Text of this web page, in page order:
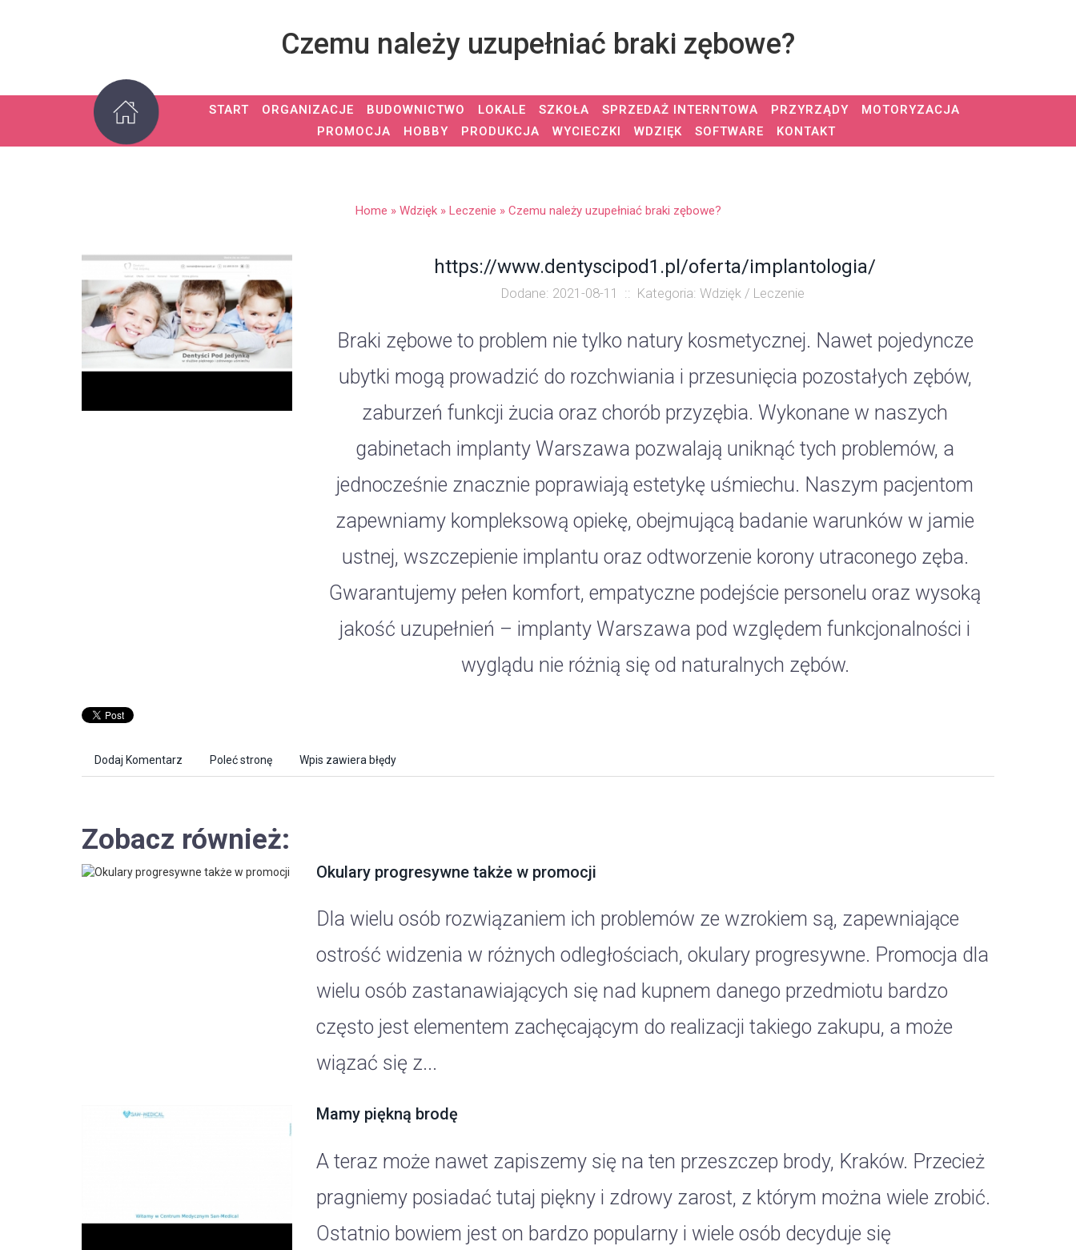
Czemu należy uzupełniać braki zębowe?
START ORGANIZACJE BUDOWNICTWO LOKALE SZKOŁA SPRZEDAŻ INTERNTOWA PRZYRZĄDY
MOTORYZACJA
PROMOCJA
HOBBY PRODUKCJA WYCIECZKI WDZIĘK SOFTWARE KONTAKT
Home » Wdzięk» Leczenie » Czemu należy uzupełniać braki zębowe?
https://www.dentyscipod1.pl/oferta/implantologia/
Dodane: 2021-08-11 :: Kategoria: Wdzięk / Leczenie
Braki zębowe to problem nie tylko natury kosmetycznej. Nawet pojedyncze
ubytki mogą prowadzić do rozchwiania i przesunięcia pozostałych zębów,
zaburzeń funkcji żucia oraz chorób przyzębia. Wykonane w naszych
gabinetach implanty Warszawa pozwalają uniknąć tych problemów, a
jednocześnie znacznie poprawiają estetykę uśmiechu. Naszym pacjentom
zapewniamy kompleksową opiekę, obejmującą badanie warunków w jamie
ustnej, wszczepienie implantu oraz odtworzenie korony utraconego zęba.
Gwarantujemy pełen komfort, empatyczne podejście personelu oraz wysoką
jakość uzupełnień – implanty Warszawa pod względem funkcjonalności i
wyglądu nie różnią się od naturalnych zębów.
Dodaj Komentarz Poleć stronę Wpis zawiera błędy
Zobacz również:
Okulary progresywne także w promocji
Dla wielu osób rozwiązaniem ich problemów ze wzrokiem są, zapewniające
ostrość widzenia w różnych odległościach, okulary progresywne. Promocja dla
wielu osób zastanawiających się nad kupnem danego przedmiotu bardzo
często jest elementem zachęcającym do realizacji takiego zakupu, a może
wiązać się z...
Mamy piękną brodę
A teraz może nawet zapiszemy się na ten przeszczep brody, Kraków. Przecież
pragniemy posiadać tutaj piękny i zdrowy zarost, z którym można wiele zrobić.
Ostatnio bowiem jest on bardzo popularny i wiele osób decyduje się